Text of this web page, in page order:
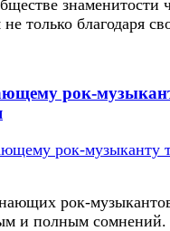
знаменитости
только благодаря
рок-
рок-
и полным